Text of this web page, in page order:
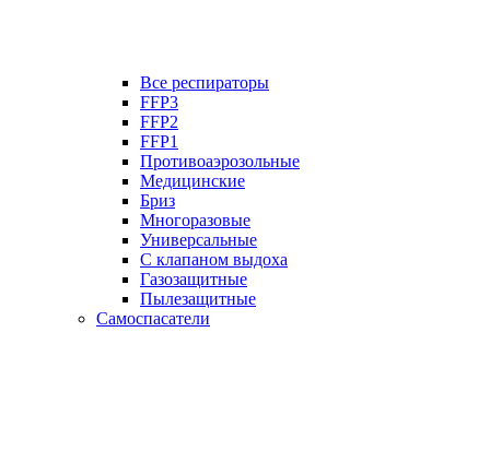
Все респираторы
FFP3
FFP2
FFP1
Противоаэрозольные
Медицинские
Бриз
Многоразовые
Универсальные
С клапаном выдоха
Газозащитные
Пылезащитные
Самоспасатели